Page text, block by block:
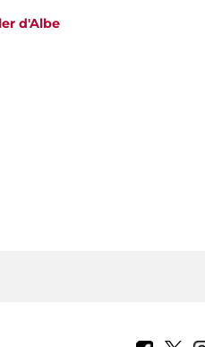
d'Albe